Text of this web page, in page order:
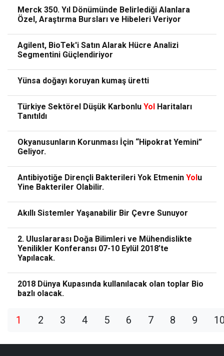
Merck 350. Yıl Dönümünde Belirlediği Alanlara
Özel, Araştırma Bursları ve Hibeleri Veriyor
Agilent, BioTek'i Satın Alarak Hücre Analizi
Segmentini Güçlendiriyor
Yünsa doğayı koruyan kumaş üretti
Türkiye Sektörel Düşük Karbonlu Yol
Haritaları
Tanıtıldı
Okyanusunların Korunması İçin “Hipokrat Yemini”
Geliyor.
Antibiyotiğe Dirençli Bakterileri Yok Etmenin Yol u
Yine Bakteriler Olabilir.
Akıllı Sistemler Yaşanabilir Bir Çevre Sunuyor
2. Uluslararası Doğa Bilimleri ve Mühendislikte
Yenilikler Konferansı 07-10 Eylül 2018’te
Yapılacak.
2018 Dünya Kupasında kullanılacak olan toplar Bio
bazlı olacak.
1 2 3 4 5 6 7 8 9